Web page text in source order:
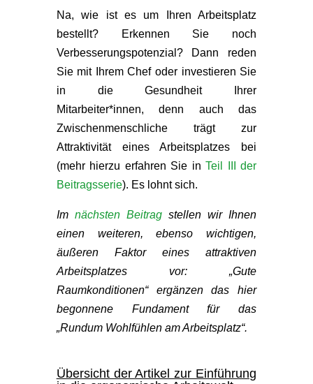
Na, wie ist es um Ihren Arbeitsplatz
bestellt? Erkennen Sie noch
Verbesserungspotenzial? Dann reden
Sie mit Ihrem Chef oder investieren Sie
in die Gesundheit Ihrer
Mitarbeiter*innen, denn auch das
Zwischenmenschliche trägt zur
Attraktivität eines Arbeitsplatzes bei
(mehr hierzu erfahren Sie inTeil III der
Beitragsserie). Es lohnt sich.
Im nächsten Beitragstellen wir Ihnen
einen weiteren, ebenso wichtigen,
äußeren Faktor eines attraktiven
Arbeitsplatzes vor: „Gute
Raumkonditionen“ ergänzen das hier
begonnene Fundament für das
„Rundum Wohlfühlen am Arbeitsplatz“.
Übersicht der Artikel zur Einführung